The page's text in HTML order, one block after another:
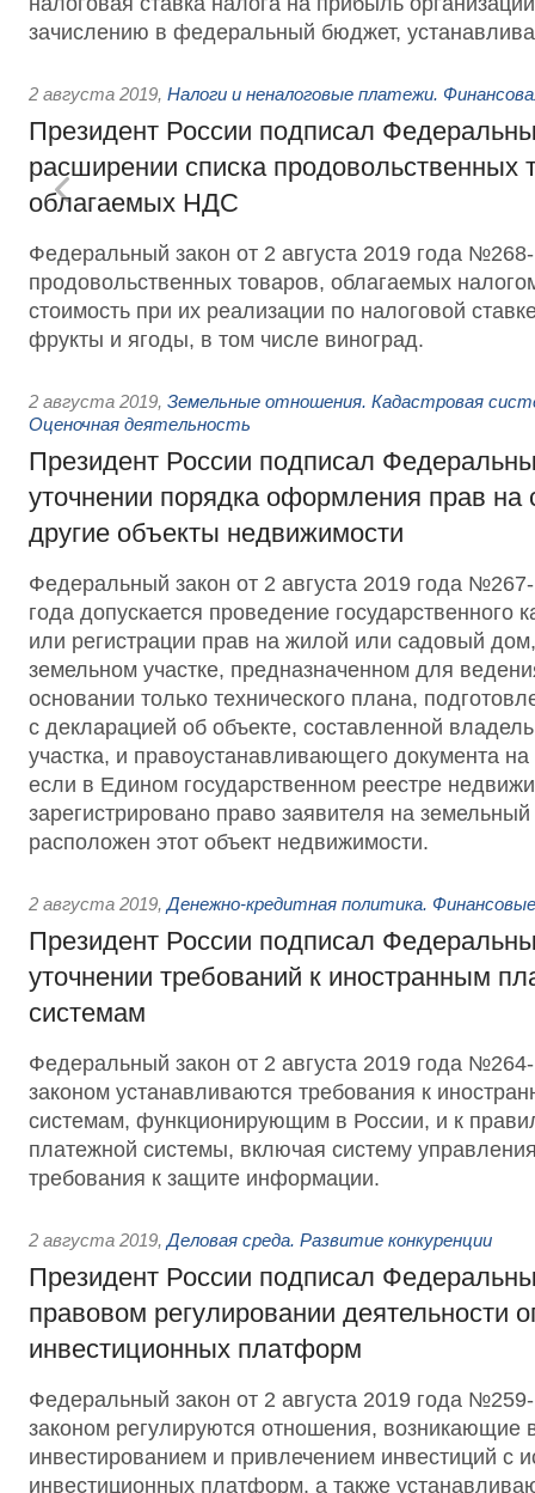
зачислению в федеральный бюджет,
2 августа 2019, Налоги и неналоговые платежи.
Президент России подписал
расширении списка продовольственных
облагаемых НДС
Федеральный закон от 2 августа 2019 года
продовольственных товаров, облагаемых
стоимость при их реализации по налоговой
фрукты и ягоды, в том числе виноград.
2 августа 2019, Земельные отношения. Кадастровая
Оценочная деятельность
Президент России подписал
уточнении порядка оформления прав
другие объекты недвижимости
Федеральный закон от 2 августа 2019 года
года допускается проведение государственного
или регистрации прав на жилой или садовый
земельном участке, предназначенном для
основании только технического плана,
с декларацией об объекте, составленной
участка, и правоустанавливающего документа
если в Едином государственном реестре
зарегистрировано право заявителя на земельный
расположен этот объект недвижимости.
2 августа 2019, Денежно-кредитная политика.
Президент России подписал
уточнении требований к иностранным
системам
Федеральный закон от 2 августа 2019 года
законом устанавливаются требования к
системам, функционирующим в России, и к
платежной системы, включая систему
требования к защите информации.
2 августа 2019, Деловая среда. Развитие конкуренции
Президент России подписал
правовом регулировании деятельности
инвестиционных платформ
Федеральный закон от 2 августа 2019 года
законом регулируются отношения, возникающие
инвестированием и привлечением инвестиций с
инвестиционных платформ, а также